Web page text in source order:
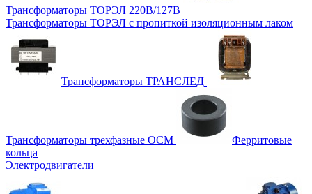
Трансформаторы ТОРЭЛ 220В/127В
Трансформаторы ТОРЭЛ с пропиткой изоляционным лаком
Трансформаторы ТРАНСЛЕД
Трансформаторы трехфазные ОСМ
Ферритовые
кольца
Электродвигатели